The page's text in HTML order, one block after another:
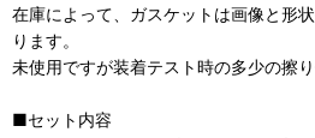
在庫によって、ガスケットは画像と形
ります。
未使用ですが装着テスト時の多少の擦り
■セット内容